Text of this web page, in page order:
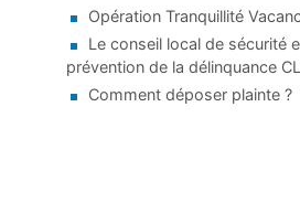
Opération Tranquillité
Le conseil local de sécurité
prévention de la délinquance
Comment déposer plainte ?